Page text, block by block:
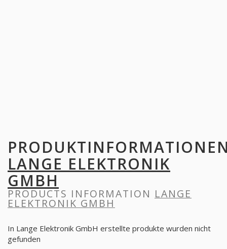
LANGE ELEKTRONIK
GMBH
PRODUCTS INFORMATION LANGE
ELEKTRONIK GMBH
In Lange Elektronik GmbH erstellte produkte wurden nicht
gefunden